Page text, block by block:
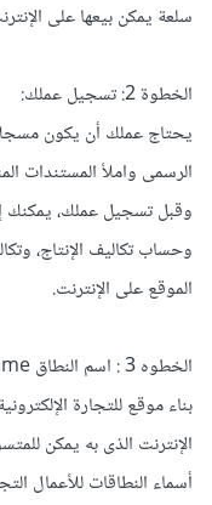
سلعة يمكن بيعها على
الخطوة 2: تسجيل عملك:
يحتاج عملك أن يكون مسجلا
الرسمى واملأ المستندات
وقبل تسجيل عملك، يمكنك
وحساب تكاليف الإنتاج،
الموقع على الإنترنت.
الخطوه 3 : اسم النطاق Domain name:ــ
بناء موقع للتجارة
الإنترنت الذى به يمكن